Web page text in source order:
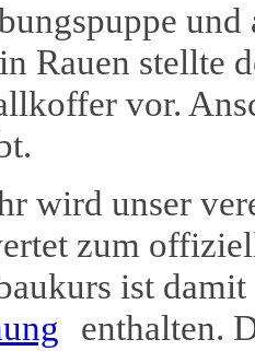
und
Rauen stellte
vor.
wird unser
zum
ist
enthalten.